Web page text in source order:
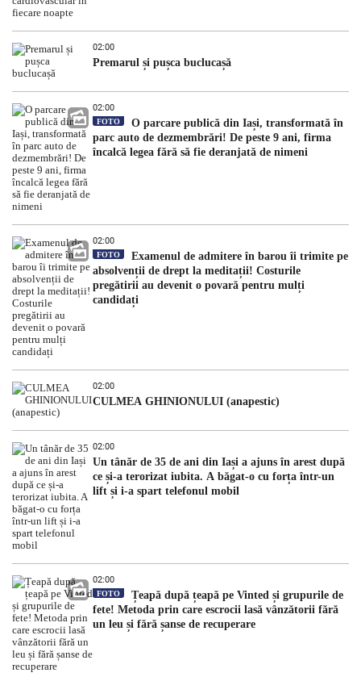
02:00
Premarul și pușca buclucașă
02:00
FOTO
O parcare publică din Iași, transformată în
parc auto de dezmembrări! De peste 9 ani, firma
încalcă legea fără să fie deranjată de nimeni
02:00
FOTO
Examenul de admitere în barou îi trimite pe
absolvenții de drept la meditații! Costurile
pregătirii au devenit o povară pentru mulți
candidați
02:00
CULMEA GHINIONULUI (anapestic)
02:00
Un tânăr de 35 de ani din Iași a ajuns în arest după
ce și-a terorizat iubita. A băgat-o cu forța într-un
lift și i-a spart telefonul mobil
02:00
FOTO
Țeapă după țeapă pe Vinted și grupurile de
fete! Metoda prin care escrocii lasă vânzătorii fără
un leu și fără șanse de recuperare